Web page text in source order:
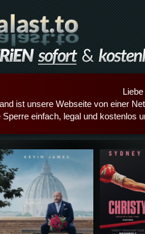
ist unsere Webseite von einer
Sperre einfach, legal und kostenlos
Details,Play